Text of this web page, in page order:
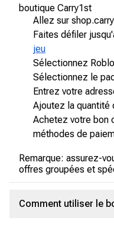
boutique Carry1st
Allez sur
Faites défiler
jeu
Sélectionnez
Sélectionnez le
Entrez votre
Ajoutez la quantité
Achetez votre bon
méthodes de
Remarque: assurez-
offres groupées et
Comment utiliser le